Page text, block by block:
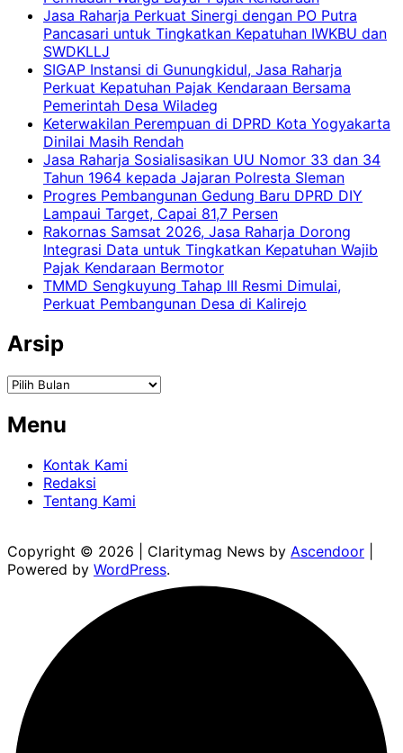
Jasa Raharja Perkuat Sinergi dengan PO Putra
Pancasari untuk Tingkatkan Kepatuhan IWKBU dan
SWDKLLJ
SIGAP Instansi di Gunungkidul, Jasa Raharja
Perkuat Kepatuhan Pajak Kendaraan Bersama
Pemerintah Desa Wiladeg
Keterwakilan Perempuan di DPRD Kota Yogyakarta
Dinilai Masih Rendah
Jasa Raharja Sosialisasikan UU Nomor 33 dan 34
Tahun 1964 kepada Jajaran Polresta Sleman
Progres Pembangunan Gedung Baru DPRD DIY
Lampaui Target, Capai 81,7 Persen
Rakornas Samsat 2026, Jasa Raharja Dorong
Integrasi Data untuk Tingkatkan Kepatuhan Wajib
Pajak Kendaraan Bermotor
TMMD Sengkuyung Tahap III Resmi Dimulai,
Perkuat Pembangunan Desa di Kalirejo
Arsip
Arsip
Menu
Kontak Kami
Redaksi
Tentang Kami
Copyright © 2026 | Claritymag News by Ascendoor
Powered by WordPress.